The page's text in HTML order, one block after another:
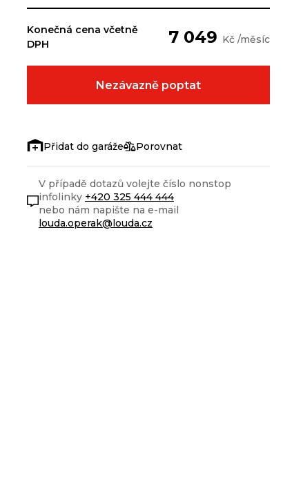
Konečná cena včetně
DPH
7 049 Kč /měsíc
Nezávazně poptat
Porovnat
V případě dotazů volejte číslo nonstop
infolinky +420 325 444 444
nebo nám napište na e-mail
louda.operak@louda.cz